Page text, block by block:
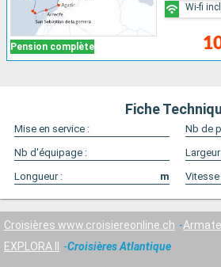
Pension complète
Wi-fi
Fiche
Mise en service :
Nb de
Nb d'équipage :
Longueur :
m Vitesse
Croisières www.croisiereonline.ch
EXPLORA II
Croisières Atlantique